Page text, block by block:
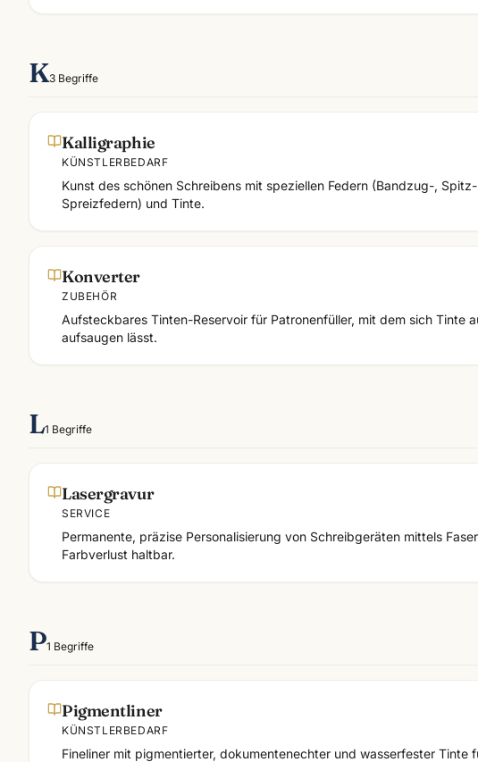
K3 Begriffe
Kalligraphie
KÜNSTLERBEDARF
Kunst des schönen Schreibens mit speziellen Federn (Bandzug-,
Spreizfedern) und Tinte.
Konverter
ZUBEHÖR
Aufsteckbares Tinten-Reservoir für Patronenfüller, mit dem sich Tinte
aufsaugen lässt.
L1 Begriffe
Lasergravur
SERVICE
Permanente, präzise Personalisierung von Schreibgeräten mittels
Farbverlust haltbar.
P1 Begriffe
Pigmentliner
KÜNSTLERBEDARF
Fineliner mit pigmentierter, dokumentenechter und wasserfester Tinte